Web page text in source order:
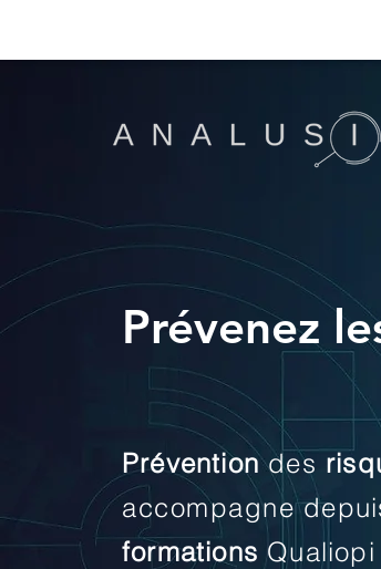
Prévenez
Préventiondes
accompagne
formations Qualiopi